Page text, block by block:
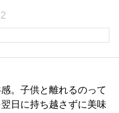
。子供と離れるのって
日に持ち越さずに美味